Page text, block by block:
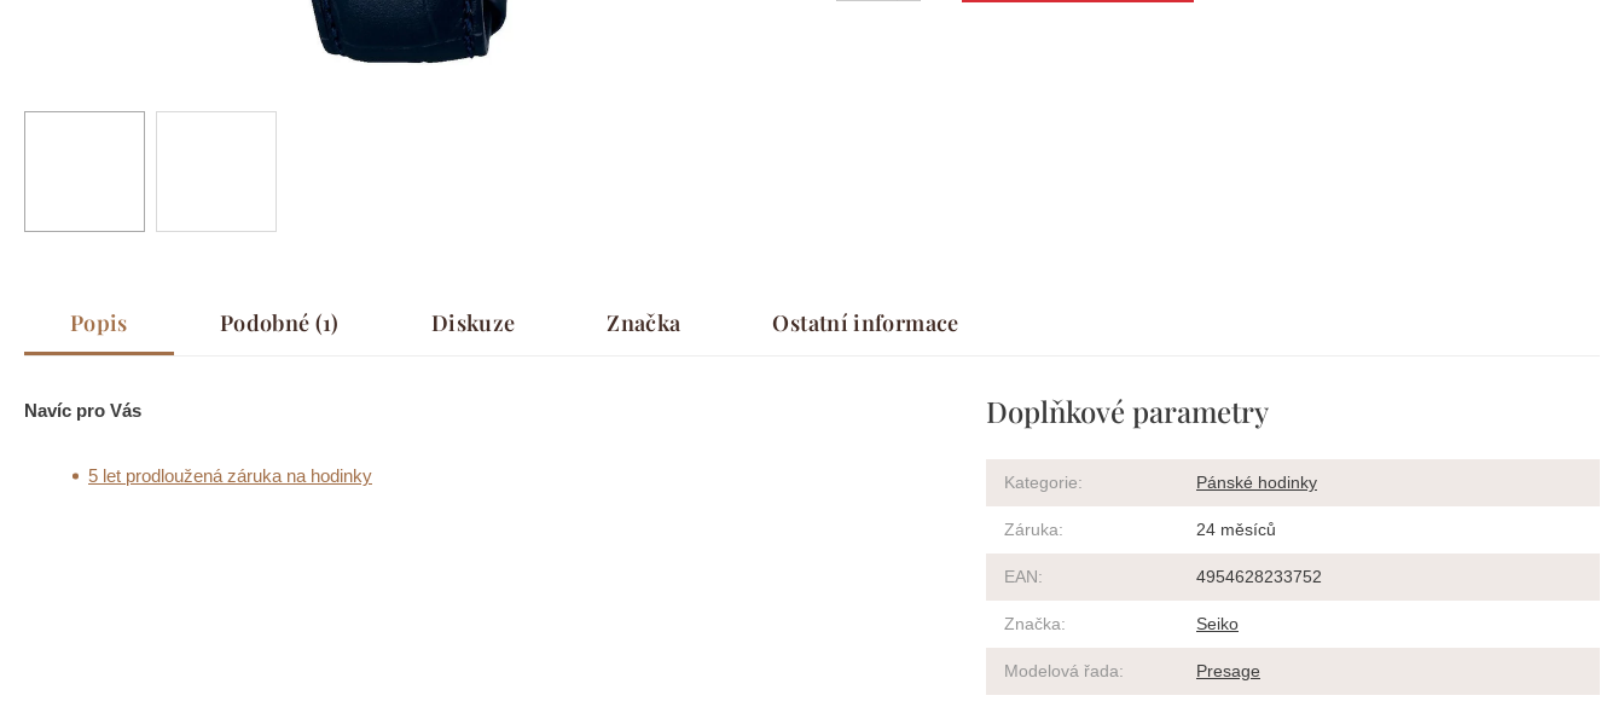
Popis Podobné (1) Diskuze Značka Ostatní informace
Navíc pro Vás
5 let prodloužená záruka na hodinky
Doplňkové parametry
Kategorie: Pánské hodinky
Záruka: 24 měsíců
EAN: 4954628233752
Značka: Seiko
Modelová řada: Presage